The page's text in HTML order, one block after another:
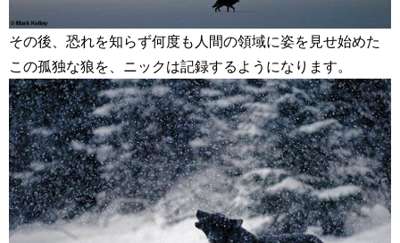
その後、恐れを知らず何度も人間の領域に姿を見せ始めた
この孤独な狼を、ニックは記録するようになります。